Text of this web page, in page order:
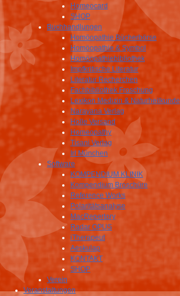
Homeocard
SHOP
Buchhandlungen
Homöopathie Bücherbörse
Homöopathie & Symbol
Homöopathiebibliothek
Impfkritische Literatur
Literatur Recherchen
Fachbibliothek Froschung
Lexikon Medizin & Naturheilkunde
Narayana Verlag
Holle Versand
Homeopathy
Tisani Verlag
Irl München
Software
KOMPENDIUM KLINIK
Kompendium Broschüre
Reference Works
Polaritätsanalyse
MacRepertory
Radar OPUS
iTherapeut
Aeskulap
KONTAKT
SHOP
Verein
Veranstaltungen